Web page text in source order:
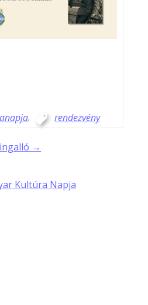
, rendezvény
→
Kultúra Napja